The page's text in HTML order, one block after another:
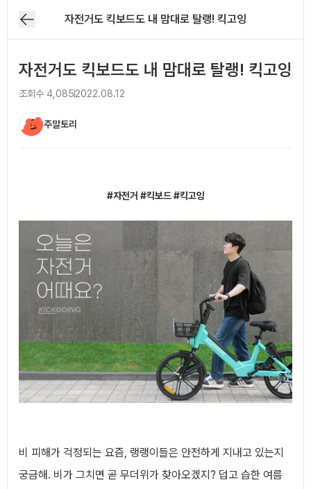
자전거도 킥보드도 내 맘대로 탈랭! 킥고잉
자전거도 킥보드도 내 맘대로 탈랭! 킥고잉
조회수 4,0852022.08.12
주말토리
#자전거 #킥보드 #킥고잉
비 피해가 걱정되는 요즘, 랭랭이들은 안전하게 지내고 있는지
궁금해. 비가 그치면 곧 무더위가 찾아오겠지? 덥고 습한 여름